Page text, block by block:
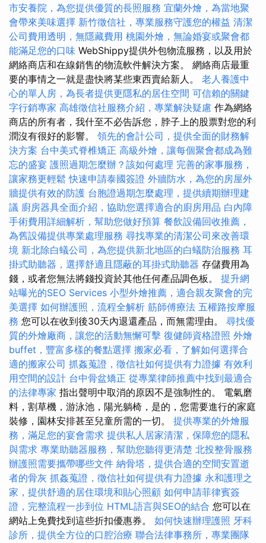
市安養院，為您提供優質的長照服務 宜蘭外燴，為當地聚
會帶來美味選擇 新竹徵信社，專業服務守護您的權益 清潔
公司費用透明，無隱藏費用 桃園外燴，無論婚宴或聚會都
能滿足您的口味 WebShippy提供外包物流服務，以及用於
網絡商店和在線銷售的物流軟件解決方案。 網絡商店最重
要的事情之一就是盡快將某些東西賣給新人。 老人養護中
心的單人房，為長者提供更隱私的居住空間 可信賴的關鍵
字行銷專家 高雄徵信社服務介紹，專業解決疑慮 作為網絡
商店的所有者，我什至不必告訴您，脖子上的股票對您的利
潤沒有很好的影響。 領先的會計公司，提供全面的財務解
決方案 台中美式脊椎矯正 高級外燴，讓每個聚會都成為難
忘的盛宴 護照過期怎麼辦？該如何處理 完善的家事服務，
讓家務更輕鬆 快速申請泰國簽證 外牆防水，為您的房屋外
牆提供有效的防護 台胞證過期怎麼處理，提供續期辦理建
議 廚房器具全面介紹，協助您選擇適合的廚房用品 白內障
手術費用詳細解析，幫助您做好預算 餐飲設備回收推薦，
為舊設備提供專業處理服務 尋找專業的清潔公司來改善環
境 新北除白蟻公司，為您提供新北地區的白蟻防治服務 耳
掛式助聽器，選擇舒適且隱蔽的耳掛式助聽器 存儲費用為
錢，或者您無法將錢投資於其他任何產品調色板。 提升網
站曝光的SEO Services 小型外燴推薦，適合親友聚會的完
美選擇 如何辦護照，流程全解析 筋師傅療法 五權路按摩服
務 您可以在收到後30天內退還產品，而無需理由。 尋找優
質的外燴廠商，讓您的活動無懈可擊 復健師資格證照 外燴
buffet，豐富多樣的餐點選擇 搬家必看，了解如何選擇合
適的搬家公司 抓姦蒐證，徵信社如何提供有力證據 有效利
用空間的設計 台中骨盆矯正 從專業律師推薦中找到最適合
的法律專家 指出聲明中取消的原因不是強制性的。 電氣磨
料，割草機，游泳池，陽光躺椅，是的，您需要進行的家庭
裝修，園林安排甚至兒童所需的一切。 提供專業的外燴服
務，滿足您的宴會需求 提供私人居家清潔，保障您的隱私
與需求 專業助聽器服務，幫助您聽得更清楚 北投整骨服務
辦護照需要攜帶哪些文件 納骨塔，提供合適的空間安置逝
者的骨灰 抓姦蒐證，徵信社如何提供有力證據 永和護理之
家，提供舒適的居住環境和貼心照顧 如何申請菲律賓簽
證，完整流程一步到位 HTML語言與SEO的結合 您可以在
網站上免費找到這些折扣優惠券。 如何快速辦理護照 牙科
診所，提供全方位的口腔治療 聯合法律事務所，專業團隊